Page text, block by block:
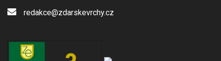
redakce@zdarskevrchy.cz